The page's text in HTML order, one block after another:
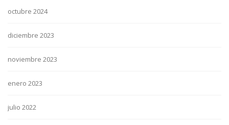
octubre 2024
diciembre 2023
noviembre 2023
enero 2023
julio 2022